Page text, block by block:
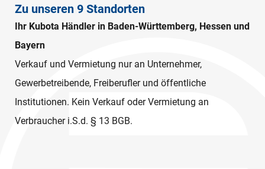
Zu unseren 9 Standorten
Ihr Kubota Händler in Baden-Württemberg, Hessen und
Bayern
Verkauf und Vermietung nur an Unternehmer,
Gewerbetreibende, Freiberufler und öffentliche
Institutionen. Kein Verkauf oder Vermietung an
Verbraucher i.S.d. § 13 BGB.